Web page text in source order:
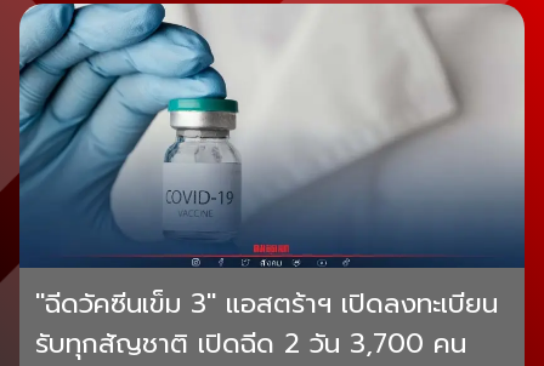
"ฉีดวัคซีนเข็ม 3" แอสตร้าฯ เปิดลงทะเบียน
รับทุกสัญชาติ เปิดฉีด 2 วัน 3,700 คน